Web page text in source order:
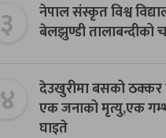
३
नेपाल संस्कृत विश्व
बेलझुण्डी तालाबन्दीको
४
देउखुरीमा बसको ठक्कर
एक जनाको मृत्यु,एक
घाइते